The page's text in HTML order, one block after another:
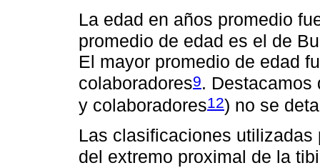
La edad en años promedio
promedio de edad es el de
El mayor promedio de edad
colaboradores9. Destacamos
y colaboradores12) no se
Las clasificaciones
del extremo proximal de la